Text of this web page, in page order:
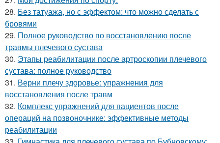
28. Без татуажа, но с эффектом: что можно сделать с
бровями
29. Полное руководство по восстановлению после
травмы плечевого сустава
30. Этапы реабилитации после артроскопии плечевого
сустава: полное руководство
31. Верни плечу здоровье: упражнения для
восстановления после травм
32. Комплекс упражнений для пациентов после
операций на позвоночнике: эффективные методы
реабилитации